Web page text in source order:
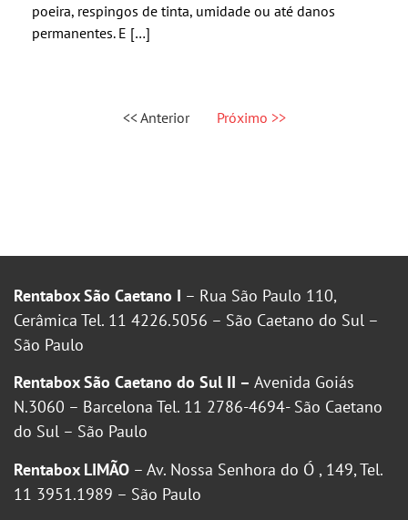
poeira, respingos de tinta, umidade ou até danos
permanentes. E […]
<< Anterior Próximo >>
Rentabox São Caetano I – Rua São Paulo 110,
Cerâmica Tel. 11 4226.5056 – São Caetano do Sul –
São Paulo
Rentabox São Caetano do Sul II – Avenida Goiás
N.3060 – Barcelona Tel. 11 2786-4694- São Caetano
do Sul – São Paulo
Rentabox LIMÃO – Av. Nossa Senhora do Ó , 149, Tel.
11 3951.1989 – São Paulo